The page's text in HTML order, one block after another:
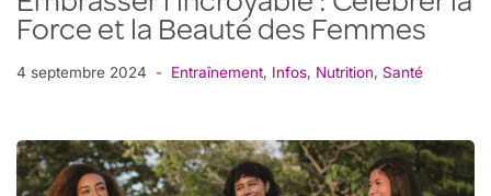
Force et la Beauté des Femmes
4 septembre 2024 Entraînement, Infos, Nutrition, Santé